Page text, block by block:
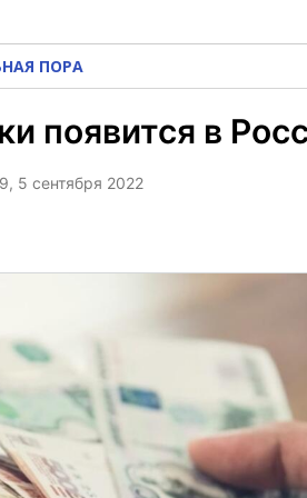
ПОРА
появится в
5 сентября 2022